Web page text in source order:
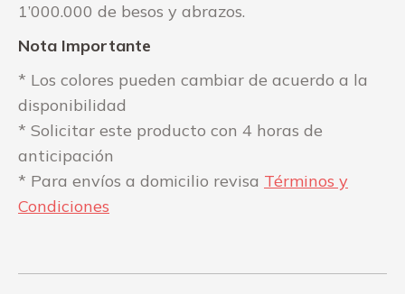
1’000.000 de besos y abrazos.
Nota Importante
* Los colores pueden cambiar de acuerdo a la
disponibilidad
* Solicitar este producto con 4 horas de
anticipación
* Para envíos a domicilio revisa Términos y
Condiciones